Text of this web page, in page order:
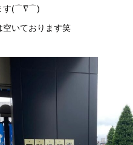
す(⌒∇⌒)
空いております笑